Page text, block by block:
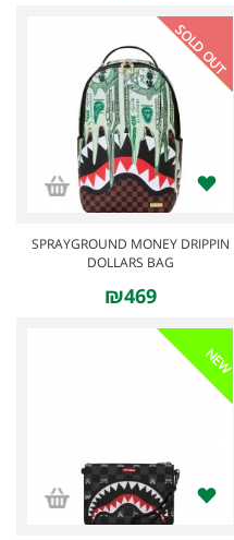
SOLD OUT
SPRAYGROUND MONEY DRIPPIN
DOLLARS BAG
₪469
NEW